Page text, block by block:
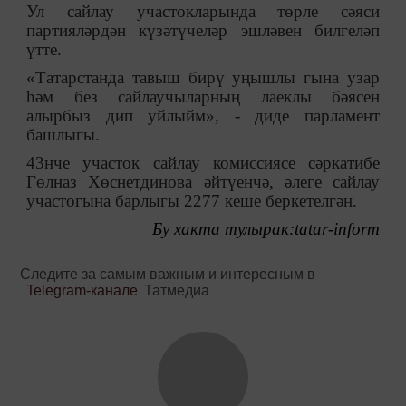
Ул сайлау участокларында төрле сәяси
партияләрдән күзәтүчеләр эшләвен билгеләп
үтте.
«Татарстанда тавыш бирү уңышлы гына узар
һәм без сайлаучыларның лаеклы бәясен
алырбыз дип уйлыйм», - диде парламент
башлыгы.
43нче участок сайлау комиссиясе сәркатибе
Гөлназ Хөснетдинова әйтүенчә, әлеге сайлау
участогына барлыгы 2277 кеше беркетелгән.
Бу хакта тулырак:tatar-inform
Следите за самым важным и интересным в
Telegram-канале Татмедиа